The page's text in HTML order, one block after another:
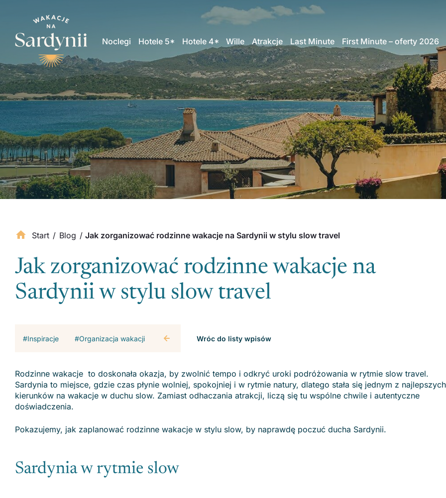
Noclegi Hotele 5* Hotele 4* Wille Atrakcje Last Minute First Minute – oferty 2026
Start / Blog / Jak zorganizować rodzinne wakacje na Sardynii w stylu slow travel
Jak zorganizować rodzinne wakacje na
Sardynii w stylu slow travel
#Inspiracje #Organizacja wakacji Wróc do listy wpisów
Rodzinne wakacje to doskonała okazja, by zwolnić tempo i odkryć uroki podróżowania w rytmie slow travel.
Sardynia to miejsce, gdzie czas płynie wolniej, spokojniej i w rytmie natury, dlatego stała się jednym z najlepszych
kierunków na wakacje w duchu slow. Zamiast odhaczania atrakcji, liczą się tu wspólne chwile i autentyczne
doświadczenia.
Pokazujemy, jak zaplanować rodzinne wakacje w stylu slow, by naprawdę poczuć ducha Sardynii.
Sardynia w rytmie slow